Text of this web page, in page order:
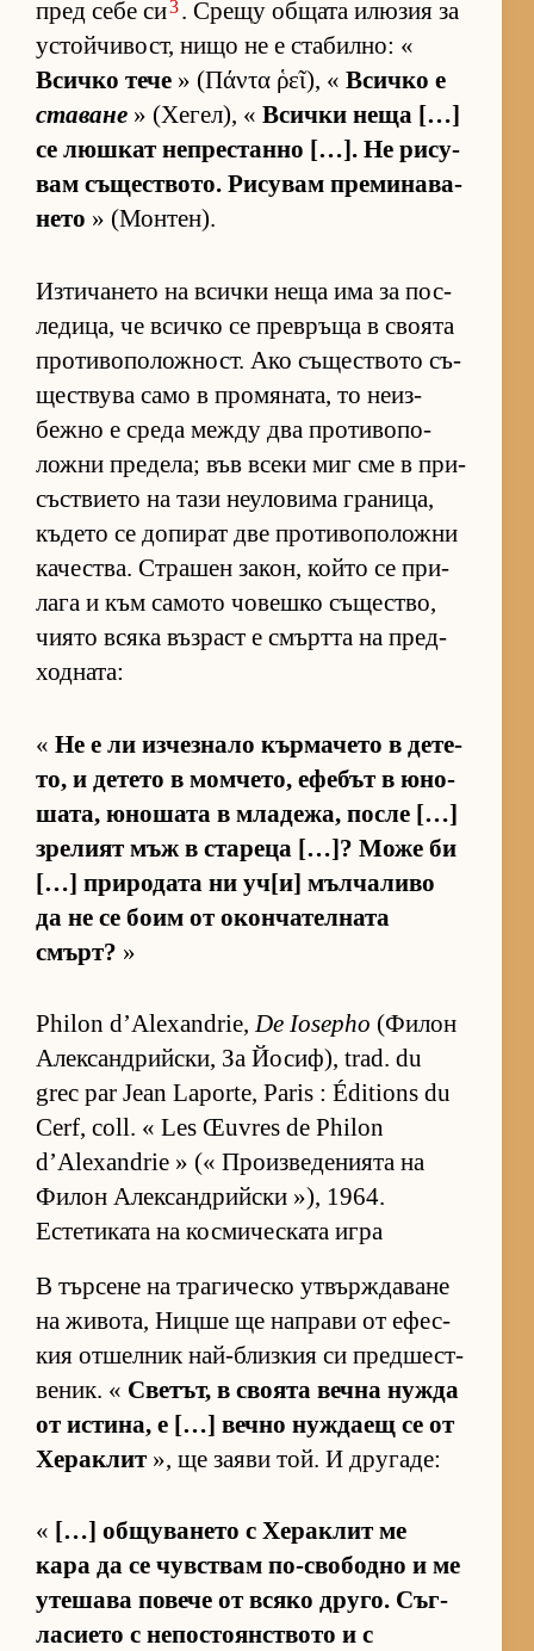
пред себе си3. Срещу об­щата илю­зия за
ус­той­чи­вост, нищо не е ста­бил­но: «
Всичко тече » (Πάντα ῥεῖ), « Всичко е
ставане » (Хе­гел), « Всички неща […]
се люш­кат неп­рес­танно […]. Не ри­су­
вам съ­щес­т­во­то. Ри­су­вам пре­ми­на­ва­
нето » (Мон­тен).
Из­ти­ча­нето на всички неща има за пос­
ле­ди­ца, че всичко се прев­ръща в сво­ята
про­ти­во­по­лож­ност. Ако съ­щес­т­вото съ­
щес­т­вува само в про­мя­на­та, то не­из­
бежно е среда между два про­ти­во­по­
ложни пре­де­ла; във всеки миг сме в при­
със­т­ви­ето на тази не­у­ло­вима гра­ни­ца,
къ­дето се до­пи­рат две про­ти­во­по­ложни
ка­чес­т­ва. Стра­шен за­кон, който се при­
лага и към са­мото чо­вешко съ­щес­т­во,
чи­ято всяка въз­раст е смъртта на пред­
ход­на­та:
« Не е ли из­чез­нало кър­ма­чето в де­те­
то, и де­тето в мом­че­то, ефе­бът в юно­
ша­та, юно­шата в мла­де­жа, после […]
зре­лият мъж в ста­реца […]? Може би
[…] при­ро­дата ни уч­[и] мъл­ча­ливо
да не се боим от окон­ча­тел­ната
смърт? »
Philon d’Alexandrie,De Iosepho (Фи­лон
Алек­сан­д­рийс­ки, За Йо­сиф), trad. du
grec par Jean Laporte, Paris : Éditions du
Cerf, coll. « Les Œuvres de Philon
d’Alexandrie » (« Про­из­ве­де­ни­ята на
Фи­лон Алек­сан­д­рийски »), 1964.
Естетиката на космическата игра
В тър­сене на тра­ги­ческо ут­вър­ж­да­ване
на жи­во­та, Ницше ще нап­рави от ефес­
кия от­шел­ник най-близ­кия си пред­шес­т­
ве­ник. « Све­тът, в сво­ята вечна нужда
от ис­ти­на, е […] вечно нуж­даещ се от
Хе­рак­лит », ще за­яви той. И дру­га­де:
« […] об­щу­ва­нето с Хе­рак­лит ме
кара да се чув­с­т­вам по-сво­бодно и ме
уте­шава по­вече от всяко дру­го. Съг­
ла­си­ето с не­пос­то­ян­с­т­вото и с